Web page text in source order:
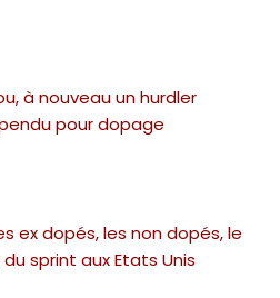
à nouveau un hurdler
pour dopage
ex dopés, les non dopés, le
sprint aux Etats Unis